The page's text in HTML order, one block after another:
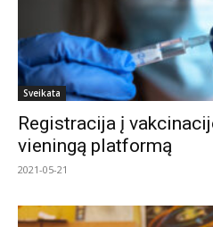
Sveikata
Registracija į
vieningą platformą
2021-05-21